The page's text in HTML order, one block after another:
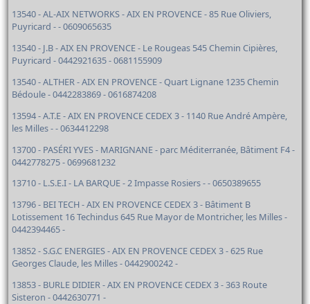
13540 - AL-AIX NETWORKS - AIX EN PROVENCE - 85 Rue Oliviers,
Puyricard - - 0609065635
13540 - J.B - AIX EN PROVENCE - Le Rougeas 545 Chemin Cipières,
Puyricard - 0442921635 - 0681155909
13540 - ALTHER - AIX EN PROVENCE - Quart Lignane 1235 Chemin
Bédoule - 0442283869 - 0616874208
13594 - A.T.E - AIX EN PROVENCE CEDEX 3 - 1140 Rue André Ampère,
les Milles - - 0634412298
13700 - PASÉRI YVES - MARIGNANE - parc Méditerranée, Bâtiment F4 -
0442778275 - 0699681232
13710 - L.S.E.I - LA BARQUE - 2 Impasse Rosiers - - 0650389655
13796 - BEI TECH - AIX EN PROVENCE CEDEX 3 - Bâtiment B
Lotissement 16 Techindus 645 Rue Mayor de Montricher, les Milles -
0442394465 -
13852 - S.G.C ENERGIES - AIX EN PROVENCE CEDEX 3 - 625 Rue
Georges Claude, les Milles - 0442900242 -
13853 - BURLE DIDIER - AIX EN PROVENCE CEDEX 3 - 363 Route
Sisteron - 0442630771 -